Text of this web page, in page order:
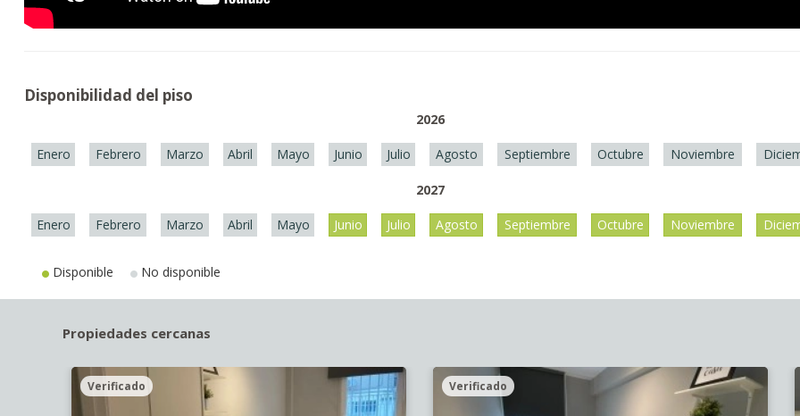
Disponibilidad del piso
2026
Enero Febrero Marzo Abril Mayo Junio Julio Agosto Septiembre Octubre Noviembre
2027
Enero Febrero Marzo Abril Mayo Junio Julio Agosto Septiembre Octubre Noviembre
Disponible No disponible
Propiedades cercanas
Verificado Verificado